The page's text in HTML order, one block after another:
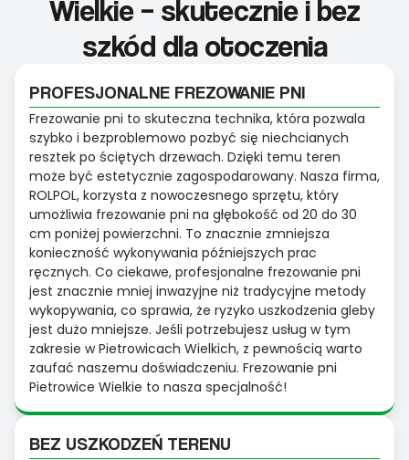
Wielkie – skutecznie i bez
szkód dla otoczenia
PROFESJONALNE FREZOWANIE PNI
Frezowanie pni to skuteczna technika, która pozwala
szybko i bezproblemowo pozbyć się niechcianych
resztek po ściętych drzewach. Dzięki temu teren
może być estetycznie zagospodarowany. Nasza firma,
ROLPOL, korzysta z nowoczesnego sprzętu, który
umożliwia frezowanie pni na głębokość od 20 do 30
cm poniżej powierzchni. To znacznie zmniejsza
konieczność wykonywania późniejszych prac
ręcznych. Co ciekawe, profesjonalne frezowanie pni
jest znacznie mniej inwazyjne niż tradycyjne metody
wykopywania, co sprawia, że ryzyko uszkodzenia gleby
jest dużo mniejsze. Jeśli potrzebujesz usług w tym
zakresie w Pietrowicach Wielkich, z pewnością warto
zaufać naszemu doświadczeniu. Frezowanie pni
Pietrowice Wielkie to nasza specjalność!
BEZ USZKODZEŃ TERENU